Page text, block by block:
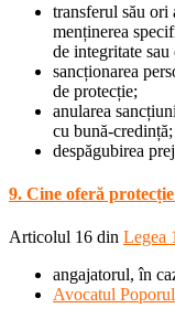
transferul său ori
menținerea
de integritate
sancționarea
de protecție;
anularea
cu bună-credință;
despăgubirea
9. Cine oferă
Articolul 16 din Legea
angajatorul, în
Avocatul